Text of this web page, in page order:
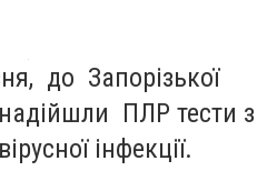
до Запорізької
ПЛР тести з
інфекції.